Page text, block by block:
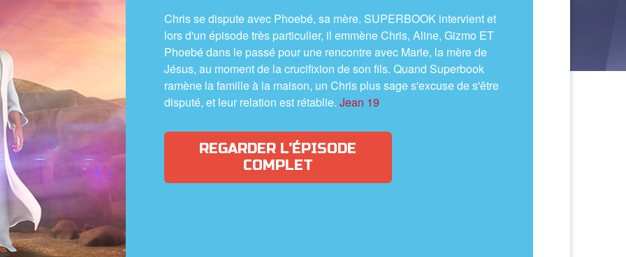
Chris se dispute avec Phoebé, sa mère. SUPERBOOK intervient et
lors d'un épisode très particulier, il emmène Chris, Aline, Gizmo ET
Phoebé dans le passé pour une rencontre avec Marie, la mère de
Jésus, au moment de la crucifixion de son fils. Quand Superbook
ramène la famille à la maison, un Chris plus sage s'excuse de s'être
disputé, et leur relation est rétablie. Jean 19
REGARDER L'ÉPISODE
COMPLET